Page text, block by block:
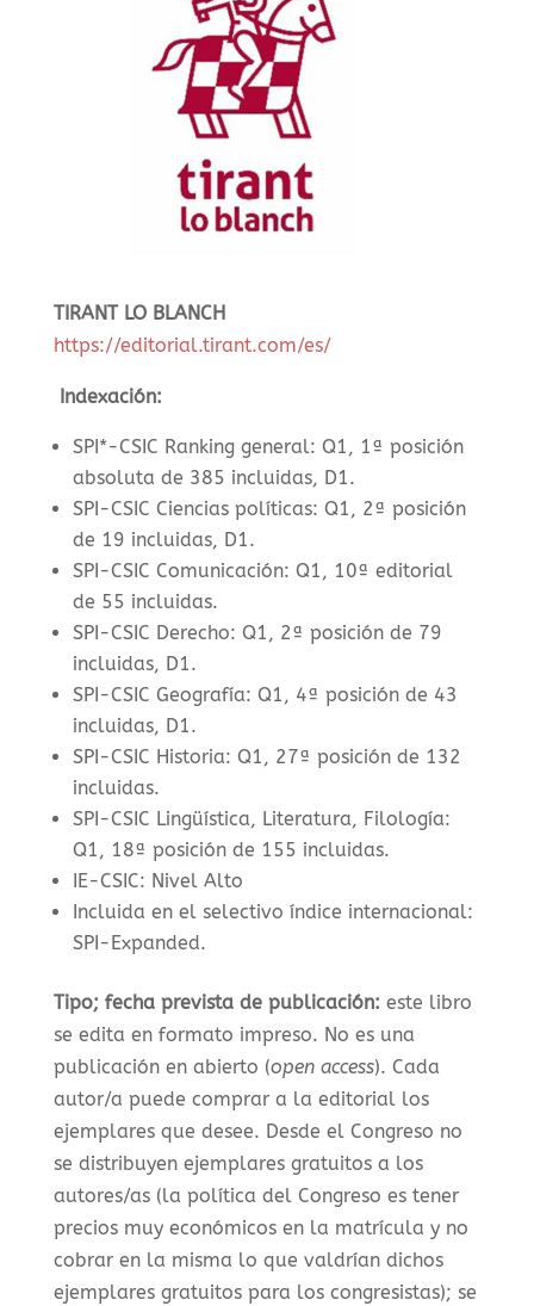
TIRANT LO BLANCH
https://editorial.tirant.com/es/
Indexación:
SPI*-CSIC Ranking general: Q1, 1ª posición
absoluta de 385 incluidas, D1.
SPI-CSIC Ciencias políticas: Q1, 2ª posición
de 19 incluidas, D1.
SPI-CSIC Comunicación: Q1, 10ª editorial
de 55 incluidas.
SPI-CSIC Derecho: Q1, 2ª posición de 79
incluidas, D1.
SPI-CSIC Geografía: Q1, 4ª posición de 43
incluidas, D1.
SPI-CSIC Historia: Q1, 27ª posición de 132
incluidas.
SPI-CSIC Lingüística, Literatura, Filología:
Q1, 18ª posición de 155 incluidas.
IE-CSIC: Nivel Alto
Incluida en el selectivo índice internacional:
SPI-Expanded.
Tipo; fecha prevista de publicación: este libro
se edita en formato impreso. No es una
publicación en abierto (open access). Cada
autor/a puede comprar a la editorial los
ejemplares que desee. Desde el Congreso no
se distribuyen ejemplares gratuitos a los
autores/as (la política del Congreso es tener
precios muy económicos en la matrícula y no
cobrar en la misma lo que valdrían dichos
ejemplares gratuitos para los congresistas); se